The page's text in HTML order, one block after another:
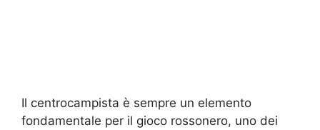
Il centrocampista è sempre un elemento
fondamentale per il gioco rossonero, uno dei